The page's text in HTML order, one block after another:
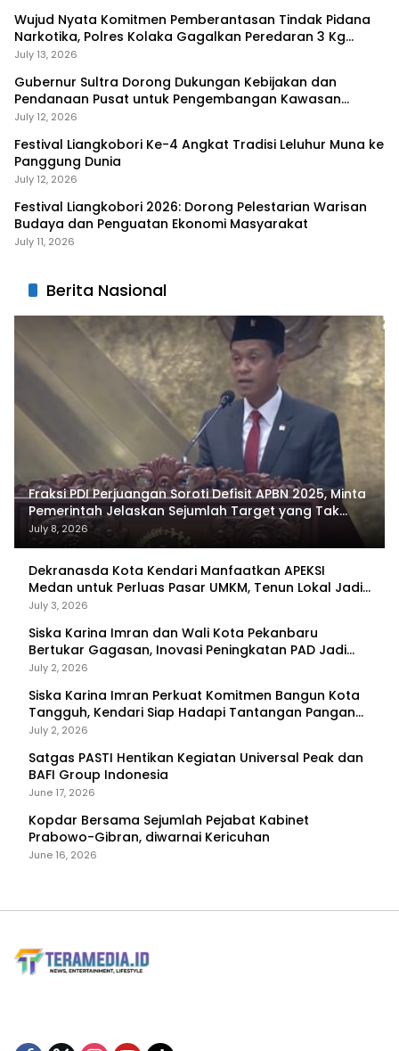
Wujud Nyata Komitmen Pemberantasan Tindak Pidana
Narkotika, Polres Kolaka Gagalkan Peredaran 3 Kg
Sabu-Sabu
July 13, 2026
Gubernur Sultra Dorong Dukungan Kebijakan dan
Pendanaan Pusat untuk Pengembangan Kawasan
Liangkobhori
July 12, 2026
Festival Liangkobori Ke-4 Angkat Tradisi Leluhur Muna ke
Panggung Dunia
July 12, 2026
Festival Liangkobori 2026: Dorong Pelestarian Warisan
Budaya dan Penguatan Ekonomi Masyarakat
July 11, 2026
Berita Nasional
Fraksi PDI Perjuangan Soroti Defisit APBN 2025, Minta
Pemerintah Jelaskan Sejumlah Target yang Tak
Tercapai
July 8, 2026
Dekranasda Kota Kendari Manfaatkan APEKSI
Medan untuk Perluas Pasar UMKM, Tenun Lokal Jadi
Primadona
July 3, 2026
Siska Karina Imran dan Wali Kota Pekanbaru
Bertukar Gagasan, Inovasi Peningkatan PAD Jadi
Fokus Diskusi
July 2, 2026
Siska Karina Imran Perkuat Komitmen Bangun Kota
Tangguh, Kendari Siap Hadapi Tantangan Pangan
dan Bencana
July 2, 2026
Satgas PASTI Hentikan Kegiatan Universal Peak dan
BAFI Group Indonesia
June 17, 2026
Kopdar Bersama Sejumlah Pejabat Kabinet
Prabowo-Gibran, diwarnai Kericuhan
June 16, 2026